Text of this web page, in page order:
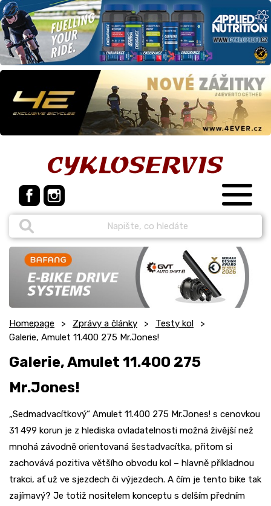
Homepage Zprávy a články
Testy kol
Galerie, Amulet 11.400 275 Mr.Jones!
Galerie, Amulet 11.400 275
Mr.Jones!
„Sedmadvacítkový“ Amulet 11.400 275 Mr.Jones! s cenovkou
31 499 korun je z hlediska ovladatelnosti možná živější než
mnohá závodně orientovaná šestadvacítka, přitom si
zachovává pozitiva většího obvodu kol – hlavně příkladnou
trakci, ať už ve sjezdech či výjezdech. A čím je tento bike tak
zajímavý? Je totiž nositelem konceptu s delším předním